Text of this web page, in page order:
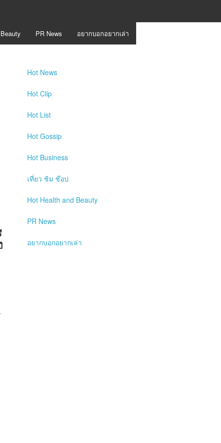
PR News อยากบอกอยากเล่า
Hot News
Hot Clip
Hot List
Hot Gossip
Hot Business
เที่ยว ชิม ช๊อป
Hot Health and Beauty
PR News
อยากบอกอยากเล่า